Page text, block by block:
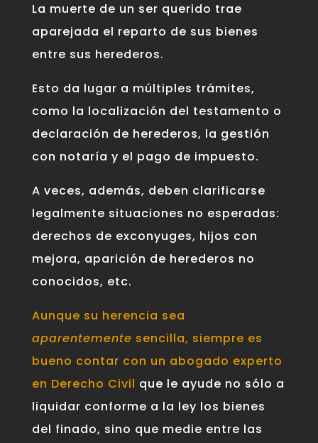
La muerte de un ser querido trae
aparejada el reparto de sus bienes
entre sus herederos.
Esto da lugar a múltiples trámites,
como la localización del testamento o
declaración de herederos, la gestión
con notaría y el pago de impuesto.
A veces, además, deben clarificarse
legalmente situaciones no esperadas:
derechos de exconyuges, hijos con
mejora, aparición de herederos no
conocidos, etc.
Aunque su herencia sea
aparentemente sencilla, siempre es
bueno contar con un abogado experto
en Derecho Civil que le ayude no sólo a
liquidar conforme a la ley los bienes
del finado, sino que medie entre las